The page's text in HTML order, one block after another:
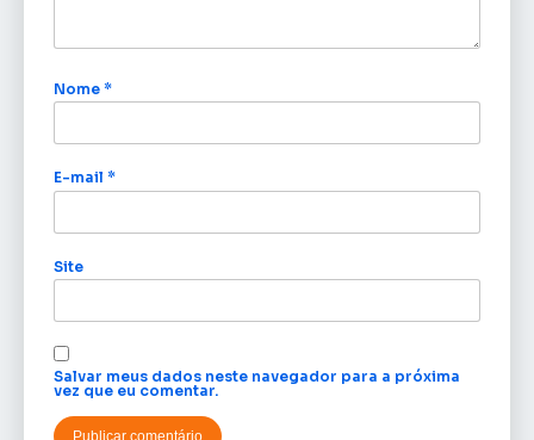
Nome *
E-mail *
Site
Salvar meus dados neste navegador para a próxima
vez que eu comentar.